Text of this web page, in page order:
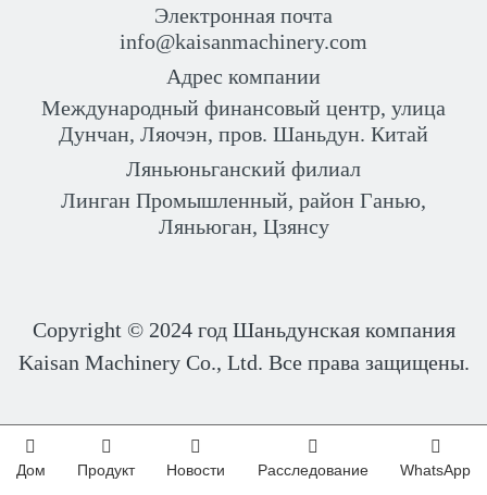
Электронная почта
info@kaisanmachinery.com
Адрес компании
Международный финансовый центр, улица
Дунчан, Ляочэн, пров. Шаньдун. Китай
Ляньюньганский филиал
Линган Промышленный, район Ганью,
Ляньюган, Цзянсу
Copyright © 2024 год Шаньдунская компания
Kaisan Machinery Co., Ltd. Все права защищены.
Дом Продукт Новости Расследование WhatsApp